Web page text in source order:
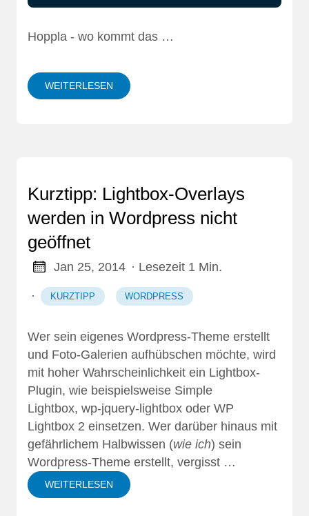
Hoppla - wo kommt das …
WEITERLESEN
Kurztipp: Lightbox-Overlays
werden in Wordpress nicht
geöffnet
Jan 25, 2014 · Lesezeit 1 Min.
· KURZTIPP WORDPRESS
Wer sein eigenes Wordpress-Theme erstellt
und Foto-Galerien aufhübschen möchte, wird
mit hoher Wahrscheinlichkeit ein Lightbox-
Plugin, wie beispielsweise Simple
Lightbox, wp-jquery-lightbox oder WP
Lightbox 2 einsetzen. Wer darüber hinaus mit
gefährlichem Halbwissen (wie ich) sein
Wordpress-Theme erstellt, vergisst …
WEITERLESEN